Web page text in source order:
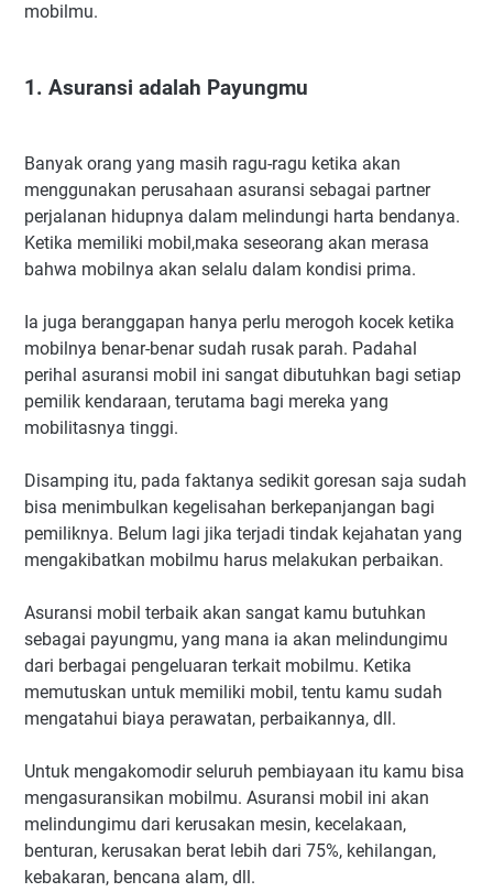
mobilmu.
1. Asuransi adalah Payungmu
Banyak orang yang masih ragu-ragu ketika akan
menggunakan perusahaan asuransi sebagai partner
perjalanan hidupnya dalam melindungi harta bendanya.
Ketika memiliki mobil,maka seseorang akan merasa
bahwa mobilnya akan selalu dalam kondisi prima.
Ia juga beranggapan hanya perlu merogoh kocek ketika
mobilnya benar-benar sudah rusak parah. Padahal
perihal asuransi mobil ini sangat dibutuhkan bagi setiap
pemilik kendaraan, terutama bagi mereka yang
mobilitasnya tinggi.
Disamping itu, pada faktanya sedikit goresan saja sudah
bisa menimbulkan kegelisahan berkepanjangan bagi
pemiliknya. Belum lagi jika terjadi tindak kejahatan yang
mengakibatkan mobilmu harus melakukan perbaikan.
Asuransi mobil terbaik akan sangat kamu butuhkan
sebagai payungmu, yang mana ia akan melindungimu
dari berbagai pengeluaran terkait mobilmu. Ketika
memutuskan untuk memiliki mobil, tentu kamu sudah
mengatahui biaya perawatan, perbaikannya, dll.
Untuk mengakomodir seluruh pembiayaan itu kamu bisa
mengasuransikan mobilmu. Asuransi mobil ini akan
melindungimu dari kerusakan mesin, kecelakaan,
benturan, kerusakan berat lebih dari 75%, kehilangan,
kebakaran, bencana alam, dll.